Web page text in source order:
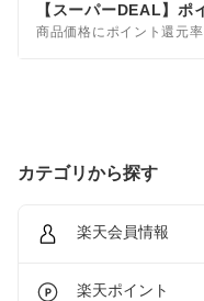
カテゴリから探す
楽天会員情報
楽天ポイント